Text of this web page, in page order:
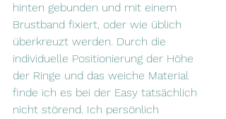
hinten gebunden und mit einem
Brustband fixiert, oder wie üblich
überkreuzt werden. Durch die
individuelle Positionierung der Höhe
der Ringe und das weiche Material
finde ich es bei der Easy tatsächlich
nicht störend. Ich persönlich